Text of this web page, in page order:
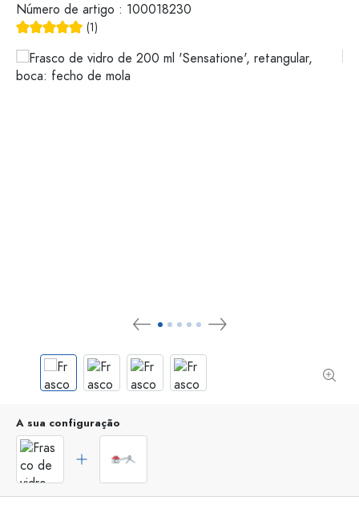
Número de artigo : 100018230
(1)
A sua configuração